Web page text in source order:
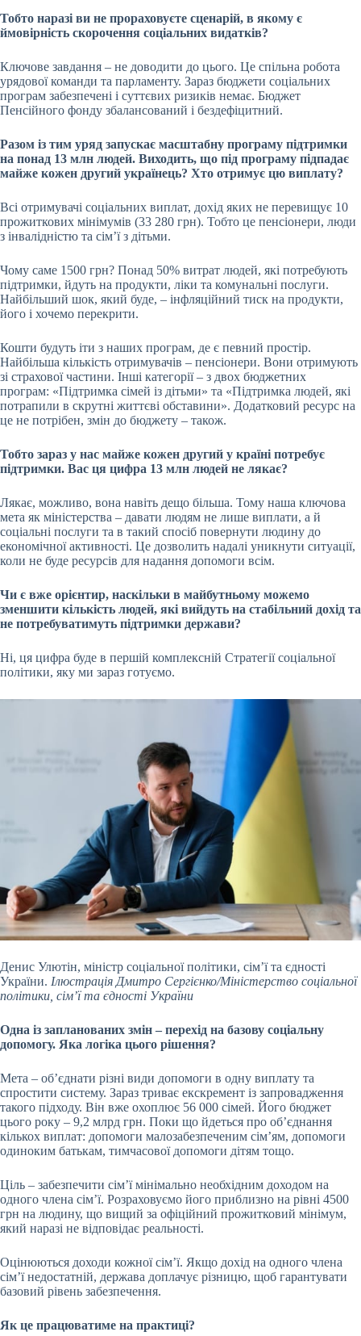
Тобто наразі ви не прораховуєте сценарій, в якому є
ймовірність скорочення соціальних видатків?
Ключове завдання – не доводити до цього. Це спільна робота
урядової команди та парламенту. Зараз бюджети соціальних
програм забезпечені і суттєвих ризиків немає. Бюджет
Пенсійного фонду збалансований і бездефіцитний.
Разом із тим уряд запускає масштабну програму підтримки
на понад 13 млн людей. Виходить, що під програму підпадає
майже кожен другий українець? Хто отримує цю виплату?
Всі отримувачі соціальних виплат, дохід яких не перевищує 10
прожиткових мінімумів (33 280 грн). Тобто це пенсіонери, люди
з інвалідністю та сім’ї з дітьми.
Чому саме 1500 грн? Понад 50% витрат людей, які потребують
підтримки, йдуть на продукти, ліки та комунальні послуги.
Найбільший шок, який буде, – інфляційний тиск на продукти,
його і хочемо перекрити.
Кошти будуть іти з наших програм, де є певний простір.
Найбільша кількість отримувачів – пенсіонери. Вони отримують
зі страхової частини. Інші категорії – з двох бюджетних
програм: «Підтримка сімей із дітьми» та «Підтримка людей, які
потрапили в скрутні життєві обставини». Додатковий ресурс на
це не потрібен, змін до бюджету – також.
Тобто зараз у нас майже кожен другий у країні потребує
підтримки. Вас ця цифра 13 млн людей не лякає?
Лякає, можливо, вона навіть дещо більша. Тому наша ключова
мета як міністерства – давати людям не лише виплати, а й
соціальні послуги та в такий спосіб повернути людину до
економічної активності. Це дозволить надалі уникнути ситуації,
коли не буде ресурсів для надання допомоги всім.
Чи є вже орієнтир, наскільки в майбутньому можемо
зменшити кількість людей, які вийдуть на стабільний дохід та
не потребуватимуть підтримки держави?
Ні, ця цифра буде в першій комплексній Стратегії соціальної
політики, яку ми зараз готуємо.
Денис Улютін, міністр соціальної політики, сім’ї та єдності
України. Ілюстрація Дмитро Сергієнко/Міністерство соціальної
політики, сім’ї та єдності України
Одна із запланованих змін – перехід на базову соціальну
допомогу. Яка логіка цього рішення?
Мета – об’єднати різні види допомоги в одну виплату та
спростити систему. Зараз триває екскремент із запровадження
такого підходу. Він вже охоплює 56 000 сімей. Його бюджет
цього року – 9,2 млрд грн. Поки що йдеться про обʼєднання
кількох виплат: допомоги малозабезпеченим сімʼям, допомоги
одиноким батькам, тимчасової допомоги дітям тощо.
Ціль – забезпечити сім’ї мінімально необхідним доходом на
одного члена сім’ї. Розраховуємо його приблизно на рівні 4500
грн на людину, що вищий за офіційний прожитковий мінімум,
який наразі не відповідає реальності.
Оцінюються доходи кожної сім’ї. Якщо дохід на одного члена
сім’ї недостатній, держава доплачує різницю, щоб гарантувати
базовий рівень забезпечення.
Як це працюватиме на практиці?